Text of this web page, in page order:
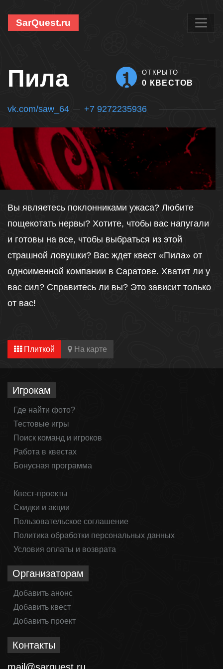
SarQuest.ru
Пила ОТКРЫТО
0 КВЕСТОВ
vk.com/saw_64 +7 9272235936
Вы являетесь поклонниками ужаса? Любите
пощекотать нервы? Хотите, чтобы вас напугали
и готовы на все, чтобы выбраться из этой
страшной ловушки? Вас ждет квест «Пила» от
одноименной компании в Саратове. Хватит ли у
вас сил? Справитесь ли вы? Это зависит только
от вас!
Плиткой На карте
Игрокам
Где найти фото?
Тестовые игры
Поиск команд и игроков
Работа в квестах
Бонусная программа
Квест-проекты
Скидки и акции
Пользовательское соглашение
Политика обработки персональных данных
Условия оплаты и возврата
Организаторам
Добавить анонс
Добавить квест
Добавить проект
Контакты